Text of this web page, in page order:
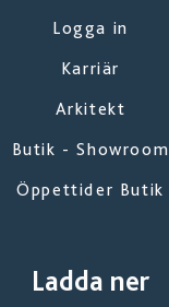
Logga in
Karriär
Arkitekt
Butik - Showroom
Öppettider Butik
Ladda ner